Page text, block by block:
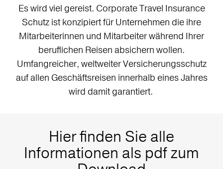
Es wird viel gereist. Corporate Travel Insurance
Schutz ist konzipiert für Unternehmen die ihre
Mitarbeiterinnen und Mitarbeiter während Ihrer
beruflichen Reisen absichern wollen.
Umfangreicher, weltweiter Versicherungsschutz
auf allen Geschäftsreisen innerhalb eines Jahres
wird damit garantiert.
Hier finden Sie alle
Informationen als pdf zum